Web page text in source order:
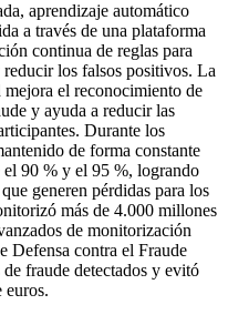
aprendizaje automático
a través de una plataforma
continua de reglas para
los falsos positivos. La
el reconocimiento de
y ayuda a reducir las
Durante los
de forma constante
el 90 % y el 95 %, logrando
generen pérdidas para los
más de 4.000 millones
de monitorización
Defensa contra el Fraude
fraude detectados y evitó
euros.